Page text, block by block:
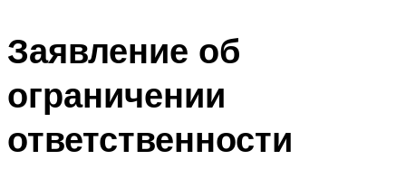
Заявление об
ограничении
ответственности